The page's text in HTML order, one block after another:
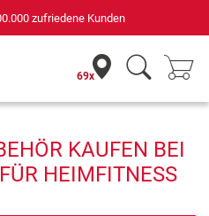
zufriedene Kunden
69x
KAUFEN BEI
HEIMFITNESS